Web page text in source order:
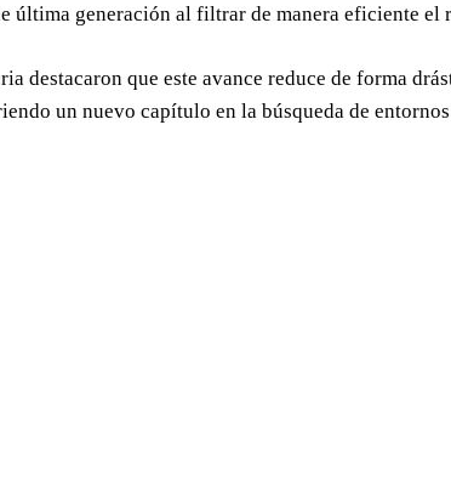
última generación al filtrar de manera eficiente el
destacaron que este avance reduce de forma
un nuevo capítulo en la búsqueda de